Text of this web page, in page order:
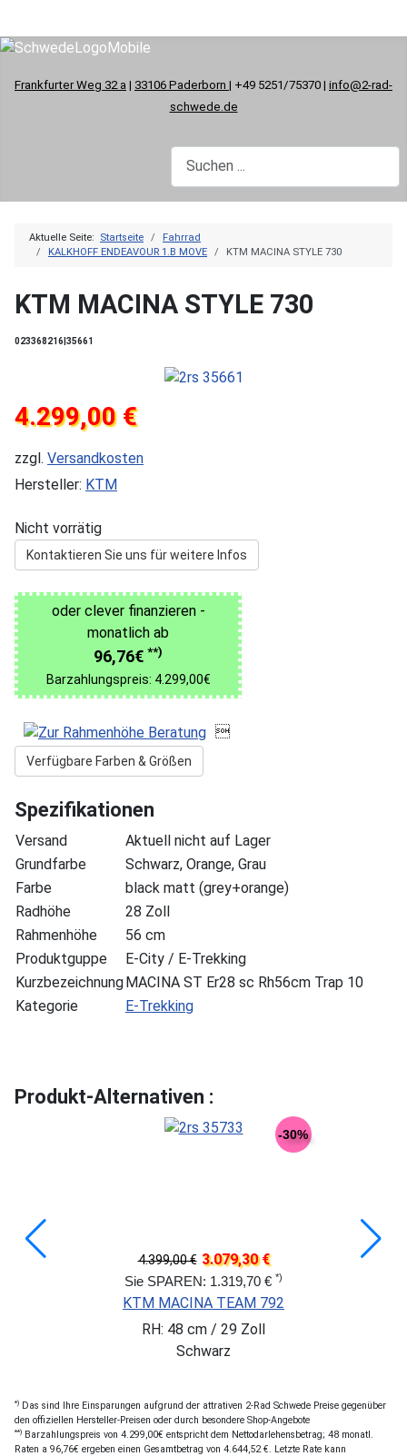
Frankfurter Weg 32 a | 33106 Paderborn | +49 5251/75370 | info@2-rad-
schwede.de
Aktuelle Seite: Startseite
Fahrrad
KALKHOFF ENDEAVOUR 1.B MOVE
KTM MACINA STYLE 730
KTM MACINA STYLE 730
023368216|35661
4.299,00 €
zzgl. Versandkosten
Hersteller: KTM
Nicht vorrätig
Kontaktieren Sie uns für weitere Infos
oder clever finanzieren -
monatlich ab
96,76€ **)
Barzahlungspreis: 4.299,00€

Verfügbare Farben & Größen
Spezifikationen
Versand
Aktuell nicht auf Lager
Grundfarbe
Schwarz, Orange, Grau
Farbe
black matt (grey+orange)
Radhöhe
28 Zoll
Rahmenhöhe
56 cm
Produktguppe
E-City / E-Trekking
KurzbezeichnungMACINA ST Er28 sc Rh56cm Trap 10
Kategorie
E-Trekking
Produkt-Alternativen :
-30%
4.399,00 € 3.079,30 €
Sie SPAREN: 1.319,70 € *)
KTM MACINA TEAM 792
RH: 48 cm / 29 Zoll
Schwarz
*) Das sind Ihre Einsparungen aufgrund der attrativen 2-Rad Schwede Preise gegenüber
den offiziellen Hersteller-Preisen oder durch besondere Shop-Angebote
**) Barzahlungspreis von 4.299,00€ entspricht dem Nettodarlehensbetrag; 48 monatl.
Raten a 96,76€ ergeben einen Gesamtbetrag von 4.644,52 €. Letzte Rate kann